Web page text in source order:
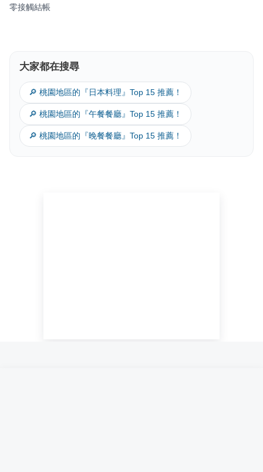
零接觸結帳
大家都在搜尋
🔎 桃園地區的『日本料理』Top 15 推薦！
🔎 桃園地區的『午餐餐廳』Top 15 推薦！
🔎 桃園地區的『晚餐餐廳』Top 15 推薦！